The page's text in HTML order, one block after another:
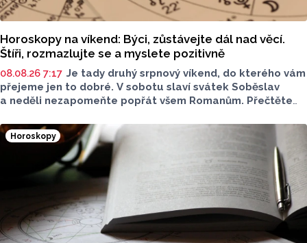
Horoskopy na víkend: Býci, zůstávejte dál nad věcí.
Štíři, rozmazlujte se a myslete pozitivně
08.08.26 7:17 Je tady druhý srpnový víkend, do kterého vám
přejeme jen to dobré. V sobotu slaví svátek Soběslav
a neděli nezapomeňte popřát všem Romanům. Přečtěte
Horoskopy